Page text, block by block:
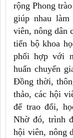
rộng Phong
giúp nhau
viên, nông dân
tiến bộ khoa
phối hợp với
huấn chuyển
Đồng thời,
thảo, các hội
để trao đổi,
Nhờ đó, trình
hội viên, nông